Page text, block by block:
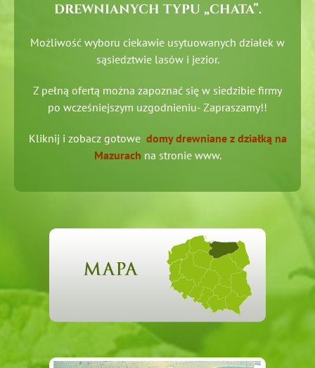
DREWNIANYCH TYPU „CHATA”.
Możliwość wyboru ciekawie usytuowanych działek w
sąsiedztwie lasów i jezior.
Z pełną ofertą można zapoznać się w siedzibie firmy
po wcześniejszym uzgodnieniu- Zapraszamy!!
Kliknij i zobacz gotowe domy drewniane z działką na
Mazurach na stronie www.